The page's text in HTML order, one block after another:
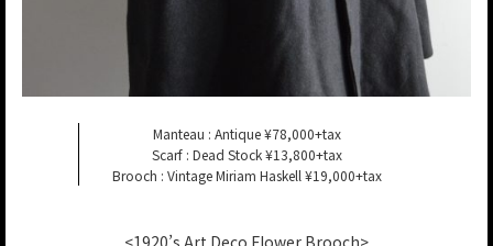
Manteau : Antique ¥78,000+tax
Scarf : Dead Stock ¥13,800+tax
Brooch : Vintage Miriam Haskell ¥19,000+tax